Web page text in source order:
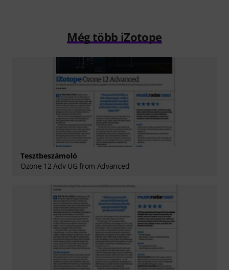
Még több iZotope
Tesztbeszámoló
Ozone 12 Adv UG from Advanced